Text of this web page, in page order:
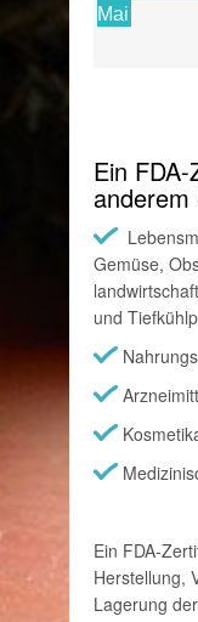
Mai
Ein
Gemüse,
und
Ein FDA-
Herstellung,
Lagerung